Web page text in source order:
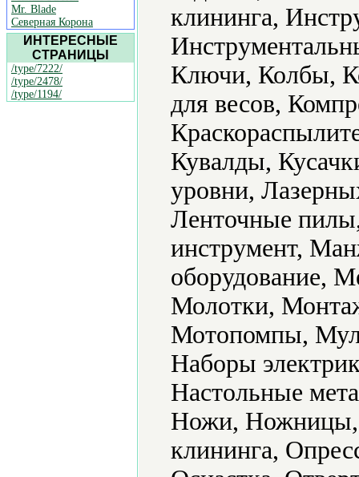
Mr. Blade
Северная Корона
ИНТЕРЕСНЫЕ
СТРАНИЦЫ
/type/7222/
/type/2478/
/type/1194/
клининга,
Ключи, Колбы,
для весов,
Кувалды,
уровни,
Ленточные
инструмент,
оборудование,
Молотки,
Мотопомпы,
Наборы
Настольные
Ножи, Ножницы,
клининга,